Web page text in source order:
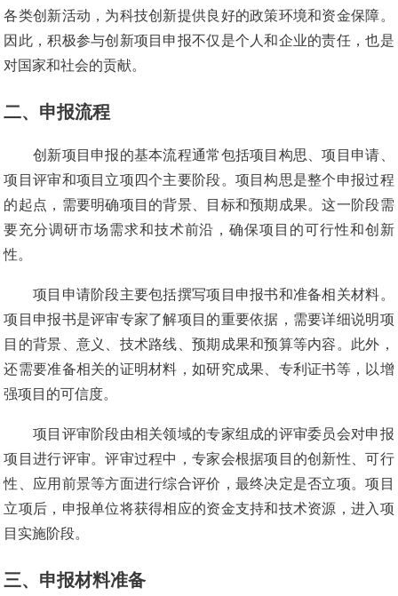
各类创新活动，为科技创新提供良好的政策环境和资金保障。
因此，积极参与创新项目申报不仅是个人和企业的责任，也是
对国家和社会的贡献。
二、申报流程
创新项目申报的基本流程通常包括项目构思、项目申请、
项目评审和项目立项四个主要阶段。项目构思是整个申报过程
的起点，需要明确项目的背景、目标和预期成果。这一阶段需
要充分调研市场需求和技术前沿，确保项目的可行性和创新
性。
项目申请阶段主要包括撰写项目申报书和准备相关材料。
项目申报书是评审专家了解项目的重要依据，需要详细说明项
目的背景、意义、技术路线、预期成果和预算等内容。此外，
还需要准备相关的证明材料，如研究成果、专利证书等，以增
强项目的可信度。
项目评审阶段由相关领域的专家组成的评审委员会对申报
项目进行评审。评审过程中，专家会根据项目的创新性、可行
性、应用前景等方面进行综合评价，最终决定是否立项。项目
立项后，申报单位将获得相应的资金支持和技术资源，进入项
目实施阶段。
三、申报材料准备